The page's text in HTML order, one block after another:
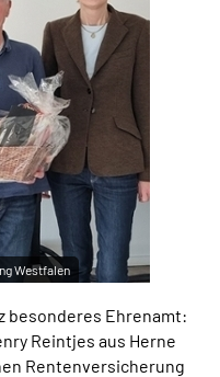
Westfalen
besonderes Ehrenamt:
Reintjes aus Herne
Rentenversicherung